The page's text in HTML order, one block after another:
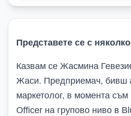
Представете се с
Казвам се Жасмина
Жаси. Предприемач, бивш
маркетолог, в момента
Officer на групово ниво в